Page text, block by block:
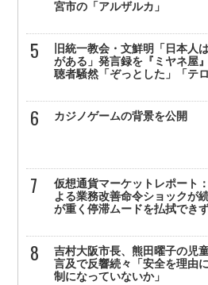
宮市の「アルザルカ」
旧統一教会・文鮮明「日本人
がある」発言録を『ミヤネ屋
聴者騒然「ぞっとした」「テ
カジノゲームの背景を公開
仮想通貨マーケットレポート
よる業務改善命令ショックが
が重く停滞ムードを払拭でき
吉村大阪市長、熊田曜子の児
言及で反響続々「安全を理由
制になっていないか」